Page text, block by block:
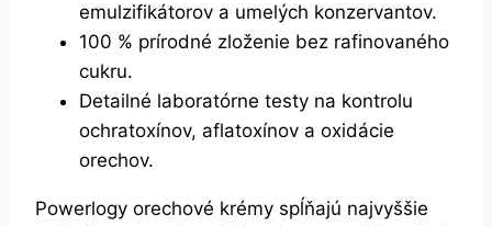
emulzifikátorov a umelých konzervantov.
100 % prírodné zloženie bez rafinovaného
cukru.
Detailné laboratórne testy na kontrolu
ochratoxínov, aflatoxínov a oxidácie
orechov.
Powerlogy orechové krémy spĺňajú najvyššie